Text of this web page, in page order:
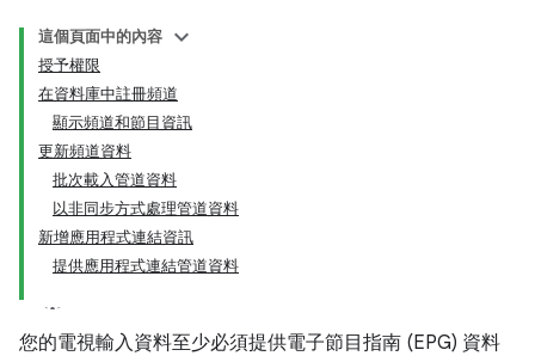
這個頁面中的內容
授予權限
在資料庫中註冊頻道
顯示頻道和節目資訊
更新頻道資料
批次載入管道資料
以非同步方式處理管道資料
新增應用程式連結資訊
提供應用程式連結管道資料
您的電視輸入資料至少必須提供電子節目指南 (EPG) 資料